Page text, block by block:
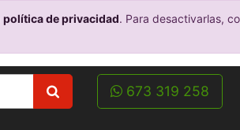
política de privacidad. Para desactivarlas,
673 319 258